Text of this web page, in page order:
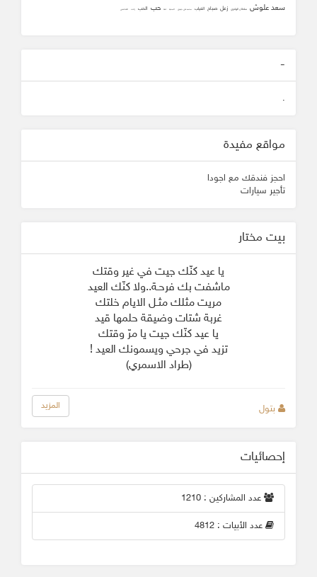
سعد علوش سلطان الهاجري زعل صباح الغياب محمد علي جنيدي المحبه ثقه حب الحب زانت الشافعي
-
.
مواقع مفيدة
احجز فندقك مع اجودا
تأجير سيارات
بيت مختار
يا عيد كنّك جيت في غير وقتك
ماشفت بك فرحـة..ولا كنّك العيد
مريت مثلك مثـل الايام خلتك
غربة شتات وضيقة حلمها قيد
يا عيد كنّك جيت يا مرّ وقتك
تزيد في جرحي ويسمونك العيد !
(طراد الاسمري)
بتول المزيد
إحصائيات
عدد المشاركين : 1210
عدد الأبيات : 4812